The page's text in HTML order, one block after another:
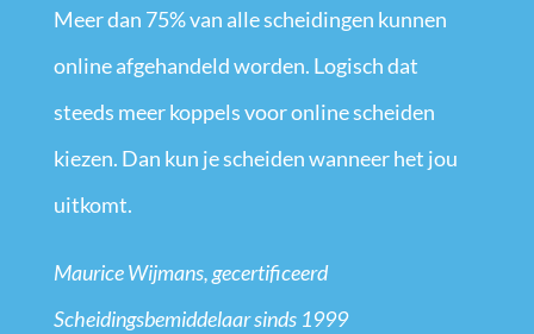
Meer dan 75% van alle scheidingen kunnen
online afgehandeld worden. Logisch dat
steeds meer koppels voor online scheiden
kiezen. Dan kun je scheiden wanneer het jou
uitkomt.
Maurice Wijmans, gecertificeerd
Scheidingsbemiddelaar sinds 1999